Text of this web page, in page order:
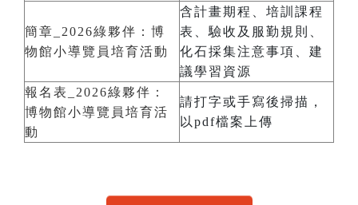
簡章_2026綠夥伴：博
物館小導覽員培育活動
含計畫期程、培訓課程
表、驗收及服勤規則、
化石採集注意事項、建
議學習資源
報名表_2026綠夥伴：
博物館小導覽員培育活
動
請打字或手寫後掃描，
以pdf檔案上傳